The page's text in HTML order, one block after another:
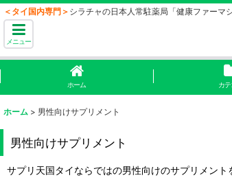
＜タイ国内専門＞ シラチャの日本人常駐薬局「健康ファーマ
メニュー
ホーム カテ
ホーム > 男性向けサプリメント
男性向けサプリメント
サプリ天国タイならではの男性向けのサプリメン